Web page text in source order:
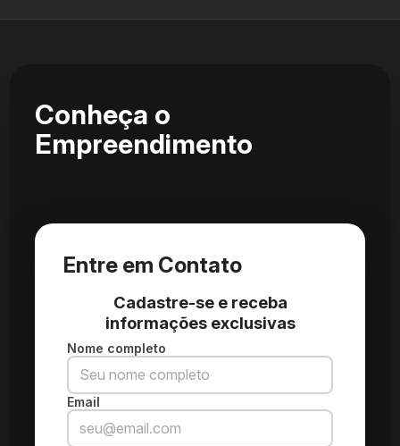
Conheça o
Empreendimento
Entre em Contato
Cadastre-se e receba
informações exclusivas
Nome completo
Email